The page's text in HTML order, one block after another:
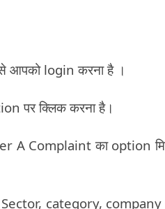
आपको login करना है ।
पर क्लिक करना है।
A Complaint का option
Sector, category,